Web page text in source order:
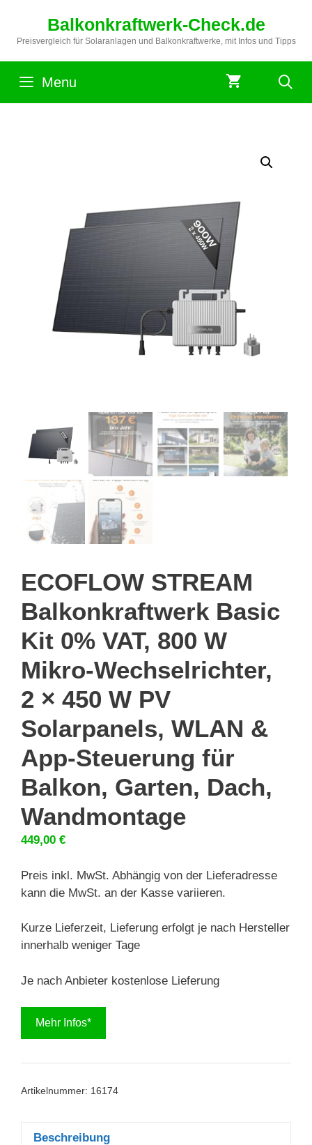
springen
Balkonkraftwerk-Check.de
Preisvergleich für Solaranlagen und Balkonkraftwerke, mit Infos und Tipps
Menu
ECOFLOW STREAM
Balkonkraftwerk Basic
Kit 0% VAT, 800 W
Mikro-Wechselrichter,
2 × 450 W PV
Solarpanels, WLAN &
App-Steuerung für
Balkon, Garten, Dach,
Wandmontage
449,00 €
Preis inkl. MwSt. Abhängig von der Lieferadresse
kann die MwSt. an der Kasse variieren.
Kurze Lieferzeit, Lieferung erfolgt je nach Hersteller
innerhalb weniger Tage
Je nach Anbieter kostenlose Lieferung
Mehr Infos*
Artikelnummer: 16174
Beschreibung